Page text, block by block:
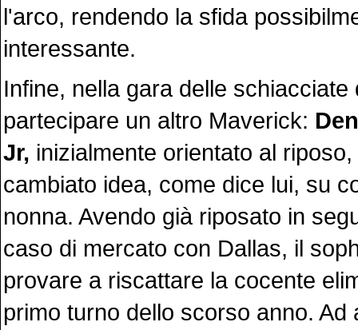
l'arco, rendendo la sfida
interessante.
Infine, nella gara delle schiacciate
partecipare un altro Maverick:
Jr, inizialmente orientato al
cambiato idea, come dice lui, su
nonna. Avendo già riposato in
caso di mercato con Dallas, il
provare a riscattare la cocente
primo turno dello scorso anno. Ad